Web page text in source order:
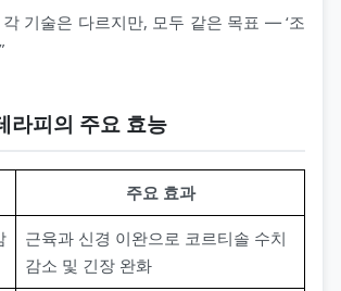
기술은 다르지만, 모두 같은 목표 ― ‘조
라피의 주요 효능
주요 효과
근육과 신경 이완으로 코르티솔 수치
감소 및 긴장 완화